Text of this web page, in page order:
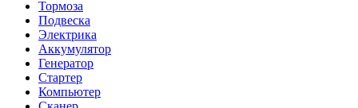
Тормоза
Подвеска
Электрика
Аккумулятор
Генератор
Стартер
Компьютер